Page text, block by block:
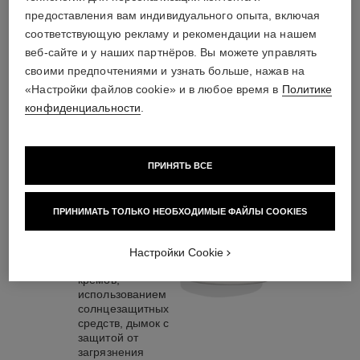
ритуал специального ухода
04
ЕЖЕДНЕВНЫЙ
С использованием
кремов,
использованием
солнцезащитных
средств, дымок с
защитой от
загрязнения
предоставления вам индивидуального опыта, включая
соответствующую рекламу и рекомендации на нашем
веб-сайте и у наших партнёров. Вы можете управлять
своими предпочтениями и узнать больше, нажав на
«Настройки файлов cookie» и в любое время в Политике
конфиденциальности
ПРИНИМАТЬ ТОЛЬКО НЕОБХОДИМЫЕ ФАЙЛЫ COOKIES
ПРИНЯТЬ ВСЕ
Настройки Cookie